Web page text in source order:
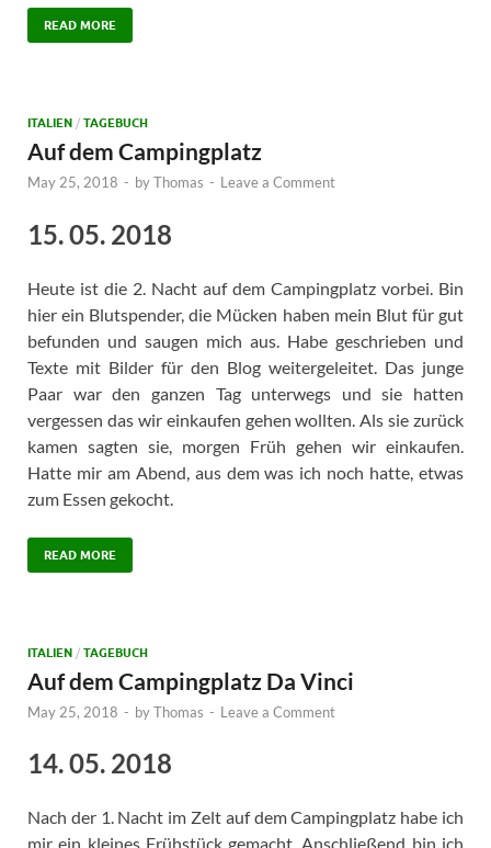
READ MORE
ITALIEN / TAGEBUCH
Auf dem Campingplatz
May 25, 2018 - byThomas - Leave a Comment
15. 05. 2018
Heute ist die 2. Nacht auf dem Campingplatz vorbei. Bin
hier ein Blutspender, die Mücken haben mein Blut für gut
befunden und saugen mich aus. Habe geschrieben und
Texte mit Bilder für den Blog weitergeleitet. Das junge
Paar war den ganzen Tag unterwegs und sie hatten
vergessen das wir einkaufen gehen wollten. Als sie zurück
kamen sagten sie, morgen Früh gehen wir einkaufen.
Hatte mir am Abend, aus dem was ich noch hatte, etwas
zum Essen gekocht.
READ MORE
ITALIEN / TAGEBUCH
Auf dem Campingplatz Da Vinci
May 25, 2018 - byThomas - Leave a Comment
14. 05. 2018
Nach der 1. Nacht im Zelt auf dem Campingplatz habe ich
mir ein kleines Frühstück gemacht. Anschließend bin ich